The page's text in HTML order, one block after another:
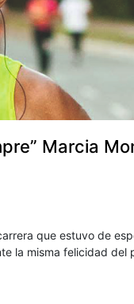
Marcia
que estuvo de
la misma felicidad